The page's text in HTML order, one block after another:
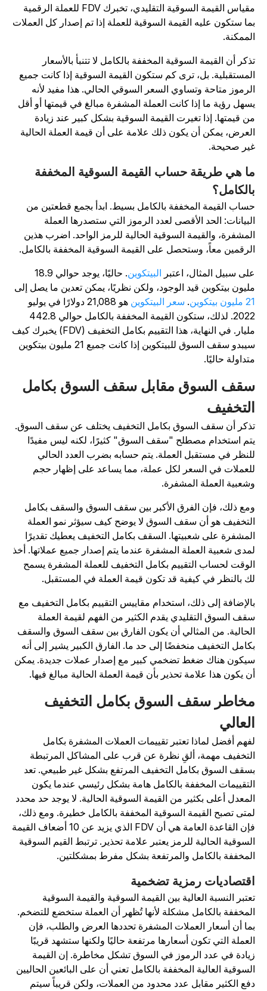
مقياس القيمة السوقية التقليدي، تخبرك FDV للعملة الرقمية
ستكون عليه القيمة السوقية للعملة إذا تم إصدار كل العملات
أن القيمة السوقية المخففة بالكامل لا تتنبأ بالأسعار
بل، ترى كم ستكون القيمة السوقية إذا كانت جميع
متاحة وتساوي السعر السوقي الحالي. هذا مفيد لأنه
رؤية ما إذا كانت العملة المشفرة مبالغ في قيمتها أو أقل
قيمتها. إذا تغيرت القيمة السوقية بشكل كبير عند زيادة
يمكن أن يكون ذلك علامة على أن قيمة العملة الحالية
صحيحة.
هي طريقة حساب القيمة السوقية المخففة
القيمة المخففة بالكامل بسيط. ابدأ بجمع قطعتين من
الحد الأقصى لعدد الرموز التي ستصدرها العملة
والقيمة السوقية الحالية للرمز الواحد. اضرب هذين
معاً، وستحصل على القيمة السوقية المخففة بالكامل.
سبيل المثال، اعتبرالبيتكوين
. حاليًا، يوجد حوالي 18.9
بيتكوين قيد الوجود، ولكن نظريًا، يمكن تعدين ما يصل إلى
.سعر البيتكوين
هو 21,088 دولارًا في يوليو
2022. لذلك، ستكون القيمة المخففة بالكامل حوالي 442.8
مليار. في النهاية، هذا التقييم بكامل التخفيف (FDV) يخبرك كيف
سيبدو سقف السوق للبيتكوين إذا كانت جميع 21 مليون بيتكوين
حاليًا.
السوق مقابل سقف السوق بكامل
أن سقف السوق بكامل التخفيف يختلف عن سقف السوق.
استخدام مصطلح "سقف السوق" كثيرًا، لكنه ليس مفيدًا
في مستقبل العملة. يتم حسابه بضرب العدد الحالي
في السعر لكل عملة، مما يساعد على إظهار حجم
العملة المشفرة.
ذلك، فإن الفرق الأكبر بين سقف السوق والسقف بكامل
هو أن سقف السوق لا يوضح كيف سيؤثر نمو العملة
على شعبيتها. السقف بكامل التخفيف يعطيك تقديرًا
شعبية العملة المشفرة عندما يتم إصدار جميع عملاتها. أخذ
لحساب التقييم بكامل التخفيف للعملة المشفرة يسمح
بالنظر في كيفية قد تكون قيمة العملة في المستقبل.
إلى ذلك، استخدام مقاييس التقييم بكامل التخفيف مع
السوق التقليدي يقدم الكثير من الفهم لقيمة العملة
من المثالي أن يكون الفارق بين سقف السوق والسقف
التخفيف منخفضًا إلى حد ما. الفارق الكبير يشير إلى أنه
هناك ضغط تضخمي كبير مع إصدار عملات جديدة. يمكن
يكون هذا علامة تحذير بأن قيمة العملة الحالية مبالغ فيها.
سقف السوق بكامل التخفيف
أفضل لماذا تعتبر تقييمات العملات المشفرة بكامل
مهمة، ألقِ نظرة عن قرب على المشاكل المرتبطة
السوق بكامل التخفيف المرتفع بشكل غير طبيعي. تعد
المخففة بالكامل هامة بشكل رئيسي عندما يكون
أعلى بكثير من القيمة السوقية الحالية. لا يوجد حد محدد
تصبح القيمة السوقية المخففة بالكامل خطيرة. ومع ذلك،
فإن القاعدة العامة هي أن FDV الذي يزيد عن 10 أضعاف القيمة
الحالية للرمز يعتبر علامة تحذير. ترتبط القيم السوقية
بالكامل والمرتفعة بشكل مفرط بمشكلتين.
رمزية تضخمية
النسبة العالية بين القيمة السوقية والقيمة السوقية
بالكامل مشكلة لأنها تُظهر أن العملة ستخضع للتضخم.
أن أسعار العملات المشفرة تحددها العرض والطلب، فإن
التي تكون أسعارها مرتفعة حاليًا ولكنها ستشهد قريبًا
في عدد الرموز في السوق تشكل مخاطرة. إن القيمة
العالية المخففة بالكامل تعني أن على البائعين الحاليين
الكثير مقابل عدد محدود من العملات، ولكن قريباً سيتم